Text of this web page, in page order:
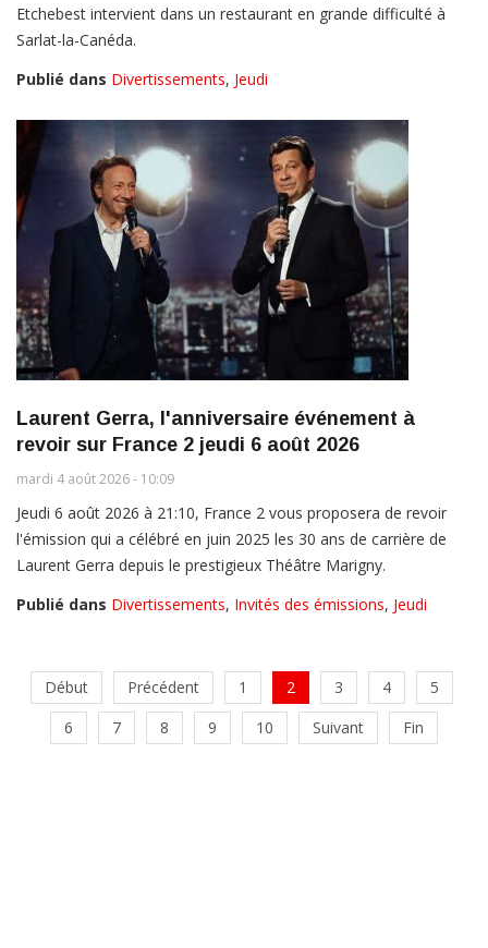
Etchebest intervient dans un restaurant en grande difficulté à
Sarlat-la-Canéda.
Publié dans Divertissements, Jeudi
Laurent Gerra, l'anniversaire événement à
revoir sur France 2 jeudi 6 août 2026
mardi 4 août 2026 - 10:09
Jeudi 6 août 2026 à 21:10, France 2 vous proposera de revoir
l'émission qui a célébré en juin 2025 les 30 ans de carrière de
Laurent Gerra depuis le prestigieux Théâtre Marigny.
Publié dans Divertissements, Invités des émissions, Jeudi
Début Précédent 1 2 3 4
5
6
7 8 9 10 Suivant Fin